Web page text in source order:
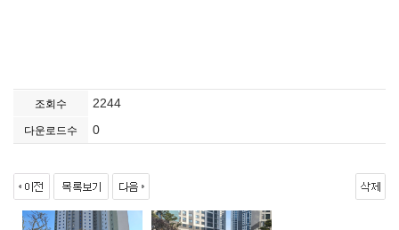
조회수 2244
다운로드수 0